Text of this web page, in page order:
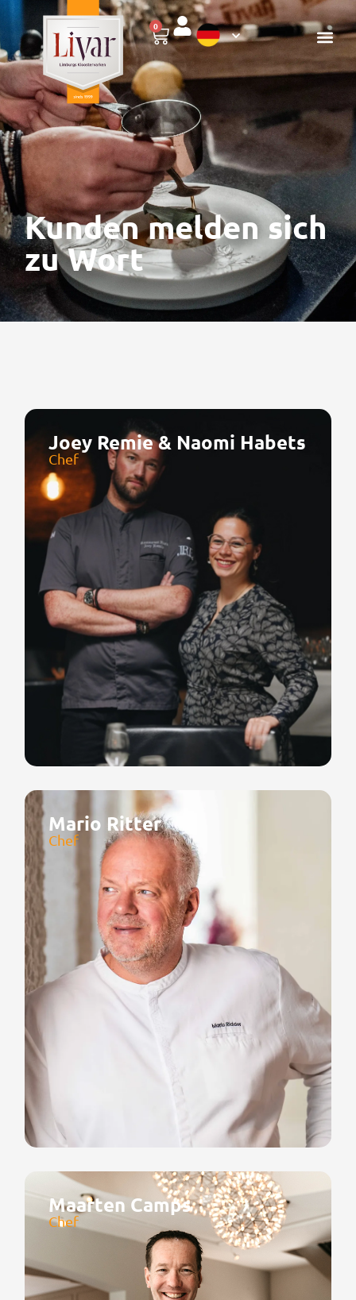
0
Kunden melden sich
zu Wort
Joey Remie & Naomi Habets
Chef
Mario Ritter
Chef
Maarten Camps
Chef